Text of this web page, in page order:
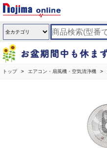
トップ エアコン・扇風機・空気清浄機